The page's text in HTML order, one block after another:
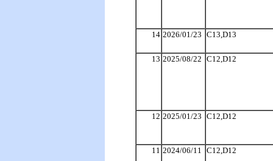
14 2026/01/23 C13,D13
13 2025/08/22 C12,D12
12 2025/01/23 C12,D12
11 2024/06/11 C12,D12